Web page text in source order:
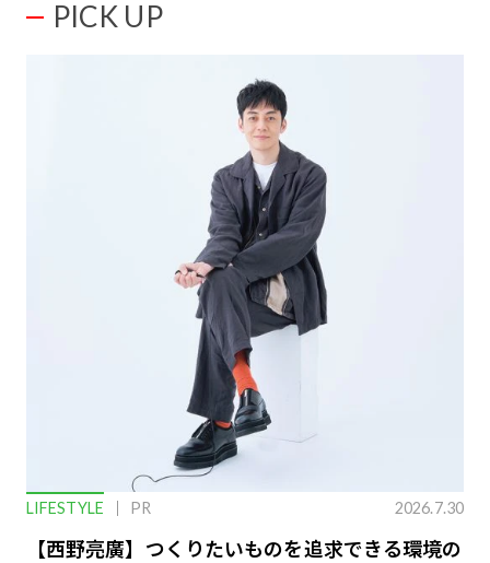
PICK UP
LIFESTYLE PR 2026.7.30
【西野亮廣】つくりたいものを追求できる環境の